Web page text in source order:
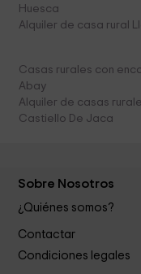
Huesca
Alquiler de casa rural
Casas rurales con
Abay
Alquiler de casas
Castiello De Jaca
Sobre Nosotros
¿Quiénes somos?
Contactar
Condiciones legales